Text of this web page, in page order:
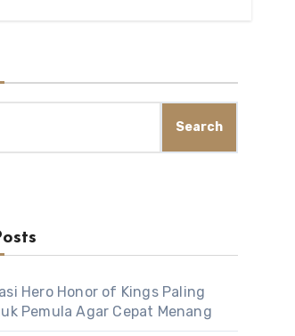
Search
Hero Honor of Kings Paling
Pemula Agar Cepat Menang